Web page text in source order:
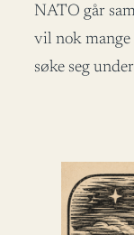
NATO går
vil nok mange
søke seg